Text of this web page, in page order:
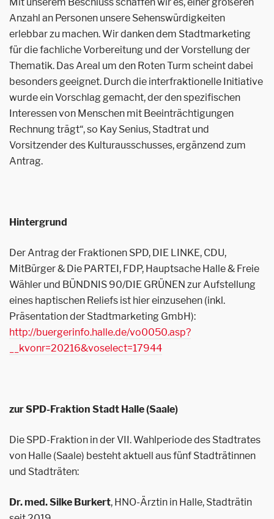
Anzahl an Personen unsere Sehenswürdigkeiten
erlebbar zu machen. Wir danken dem Stadtmarketing
für die fachliche Vorbereitung und der Vorstellung der
Thematik. Das Areal um den Roten Turm scheint dabei
besonders geeignet. Durch die interfraktionelle Initiative
wurde ein Vorschlag gemacht, der den spezifischen
Interessen von Menschen mit Beeinträchtigungen
Rechnung trägt“, so Kay Senius, Stadtrat und
Vorsitzender des Kulturausschusses, ergänzend zum
Antrag.
Hintergrund
Der Antrag der Fraktionen SPD, DIE LINKE, CDU,
MitBürger & Die PARTEI, FDP, Hauptsache Halle & Freie
Wähler und BÜNDNIS 90/DIE GRÜNEN zur Aufstellung
eines haptischen Reliefs ist hier einzusehen (inkl.
Präsentation der Stadtmarketing GmbH):
http://buergerinfo.halle.de/vo0050.asp?
__kvonr=20216&voselect=17944
zur SPD-Fraktion Stadt Halle (Saale)
Die SPD-Fraktion in der VII. Wahlperiode des Stadtrates
von Halle (Saale) besteht aktuell aus fünf Stadträtinnen
und Stadträten:
Dr. med. Silke Burkert, HNO-Ärztin in Halle, Stadträtin